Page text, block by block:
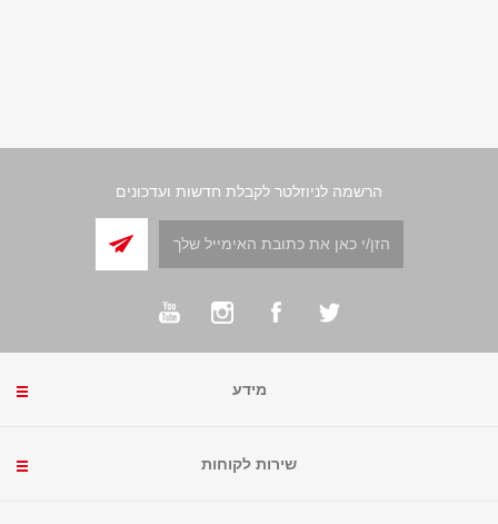
הרשמה לניוזלטר לקבלת חדשות ועדכונים
מידע
שירות לקוחות